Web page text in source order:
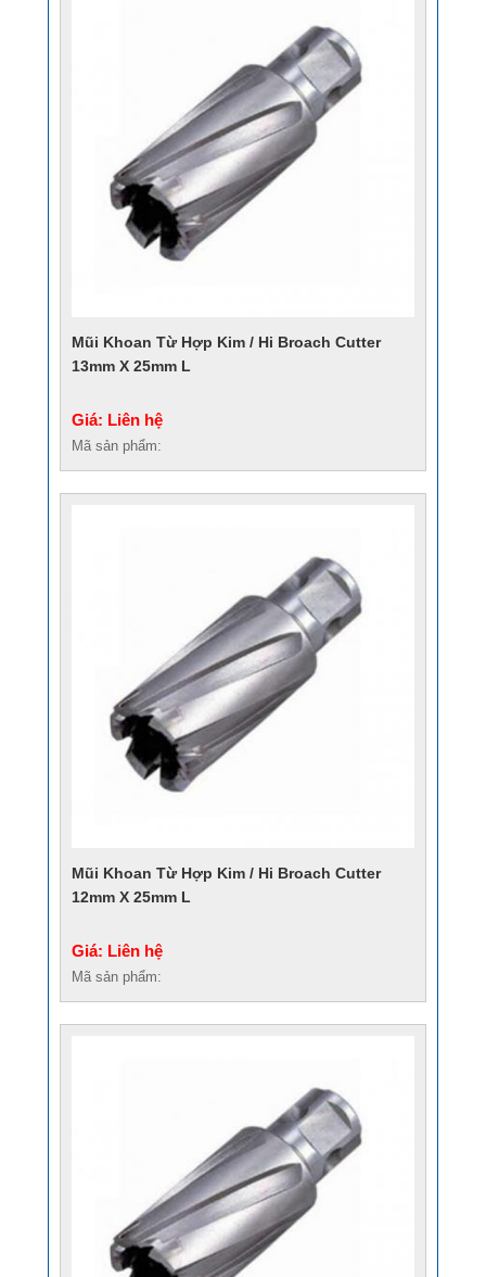
Mũi Khoan Từ Hợp Kim / Hi Broach Cutter
13mm X 25mm L
Giá: Liên hệ
Mã sản phẩm:
Mũi Khoan Từ Hợp Kim / Hi Broach Cutter
12mm X 25mm L
Giá: Liên hệ
Mã sản phẩm: